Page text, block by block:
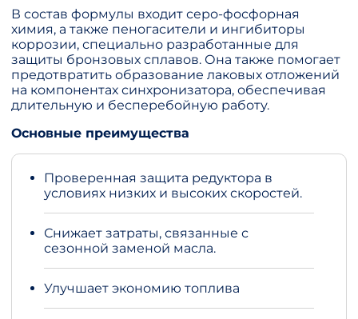
В состав формулы входит серо-фосфорная
химия, а также пеногасители и ингибиторы
коррозии, специально разработанные для
защиты бронзовых сплавов. Она также помогает
предотвратить образование лаковых отложений
на компонентах синхронизатора, обеспечивая
длительную и бесперебойную работу.
Основные преимущества
Проверенная защита редуктора в
условиях низких и высоких скоростей.
Снижает затраты, связанные с
сезонной заменой масла.
Улучшает экономию топлива